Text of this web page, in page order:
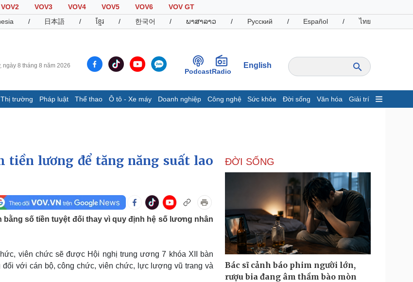
VOV2 VOV3 VOV4 VOV5 VOV6
VOV GT
/ 日本語 / ខ្មែរ / 한국어 / ພາສາລາວ / Русский / Español / ไทย
ngày 8 tháng 8 năm 2026
PodcastRadio
English
Thị trường Pháp luật Thể thao Ô tô - Xe máy Doanh nghiệp Công nghệ Sức khỏe Đời sống Văn hóa Giải trí
Infographic
Giá cà phê
thao
thi đấu bóng đá
trường
Ô tô - Xe máy
Xe máy
Doanh nghiệp
Thông tin doanh nghiệp
Doanh nghiệp 24h
Doanh nhân
Vì cộng đồng
Công nghệ
Sành điệu
Tin Công nghệ
Trải nghiệm
Chuyển đổi số
hóa
Giải trí
Du lịch
Podcast
tiền lương để tăng năng suất lao
số tiền tuyệt đối thay vì quy định hệ số lương nhân
viên chức sẽ được Hội nghị trung ương 7 khóa XII bàn
với cán bộ, công chức, viên chức, lực lượng vũ trang và
ĐỜI SỐNG
Bác sĩ cảnh báo phim người lớn,
rượu bia đang âm thầm bào mòn